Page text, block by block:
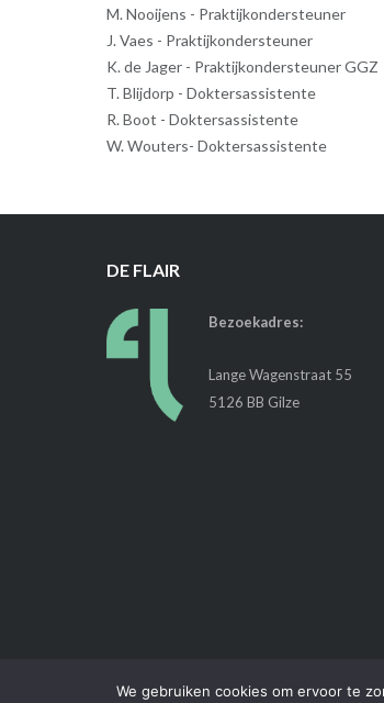
M. Nooijens - Praktijkondersteuner
J. Vaes - Praktijkondersteuner
K. de Jager - Praktijkondersteuner GGZ
T. Blijdorp - Doktersassistente
R. Boot - Doktersassistente
W. Wouters- Doktersassistente
DE FLAIR
Bezoekadres:
Lange Wagenstraat 55
5126 BB Gilze
We gebruiken cookies om ervoor te